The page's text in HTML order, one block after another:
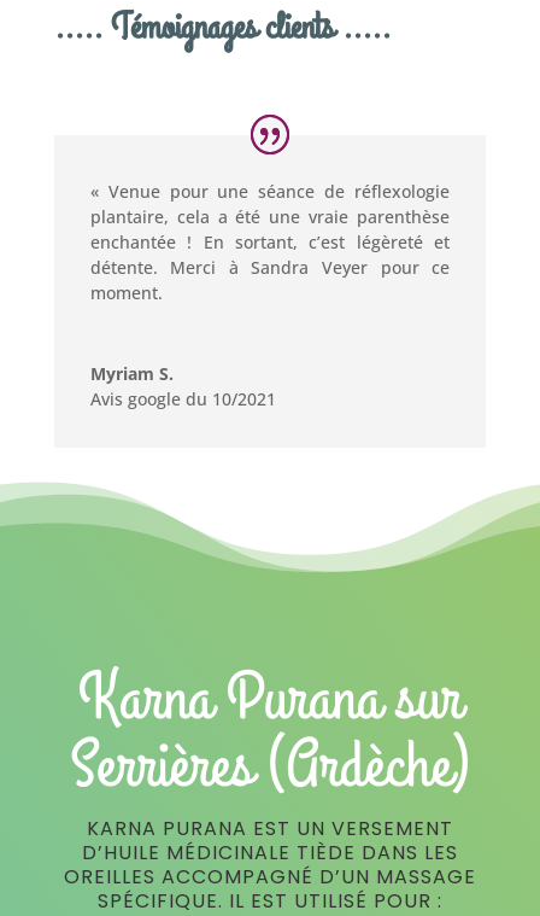
..... Témoignages clients .....
« Venue pour une séance de réflexologie
plantaire, cela a été une vraie parenthèse
enchantée ! En sortant, c’est légèreté et
détente. Merci à Sandra Veyer pour ce
moment.
Myriam S.
Avis google du 10/2021
Karna Purana sur
Serrières (Ardèche)
KARNA PURANA EST UN VERSEMENT
D’HUILE MÉDICINALE TIÈDE DANS LES
OREILLES ACCOMPAGNÉ D’UN MASSAGE
SPÉCIFIQUE. IL EST UTILISÉ POUR :